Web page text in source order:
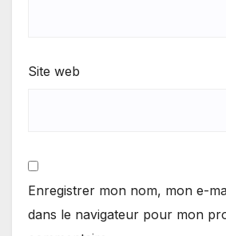
Site web
Enregistrer mon nom, mon e-
dans le navigateur pour mon